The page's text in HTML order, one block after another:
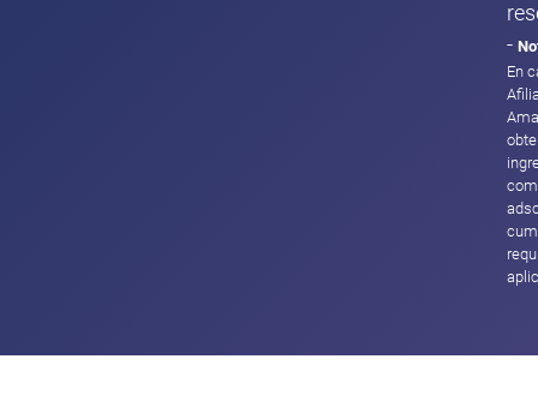
-
En